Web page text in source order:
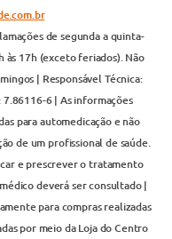
de segunda a quinta-
às 17h (exceto feriados). Não
| Responsável Técnica:
7.86116-6 | As informações
para automedicação e não
de um profissional de saúde.
e prescrever o tratamento
deverá ser consultado |
para compras realizadas
por meio da Loja do Centro